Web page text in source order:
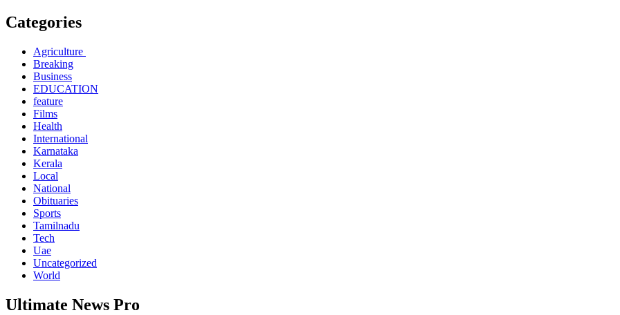
Categories
Agriculture
Breaking
Business
EDUCATION
feature
Films
Health
International
Karnataka
Kerala
Local
National
Obituaries
Sports
Tamilnadu
Tech
Uae
Uncategorized
World
Ultimate News Pro